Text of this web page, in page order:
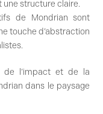
une structure claire.
de Mondrian sont
touche d’abstraction
de l’impact et de la
dans le paysage